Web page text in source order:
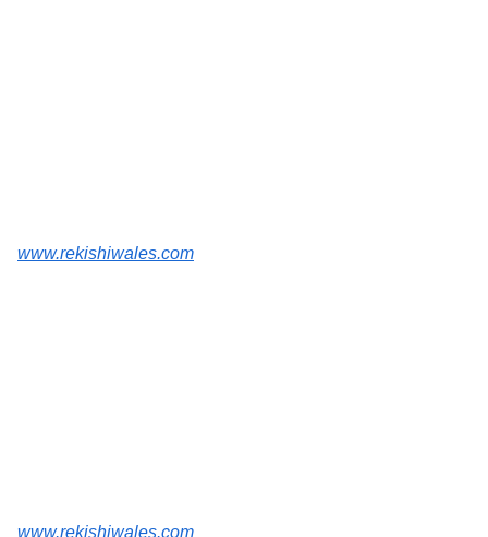
www.rekishiwales.com
www.rekishiwales.com